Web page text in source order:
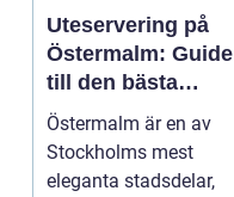
Uteservering på
Östermalm: Guide
till den bästa
restaurangen på
Östermalm
Östermalm är en av
Stockholms mest
eleganta stadsdelar,